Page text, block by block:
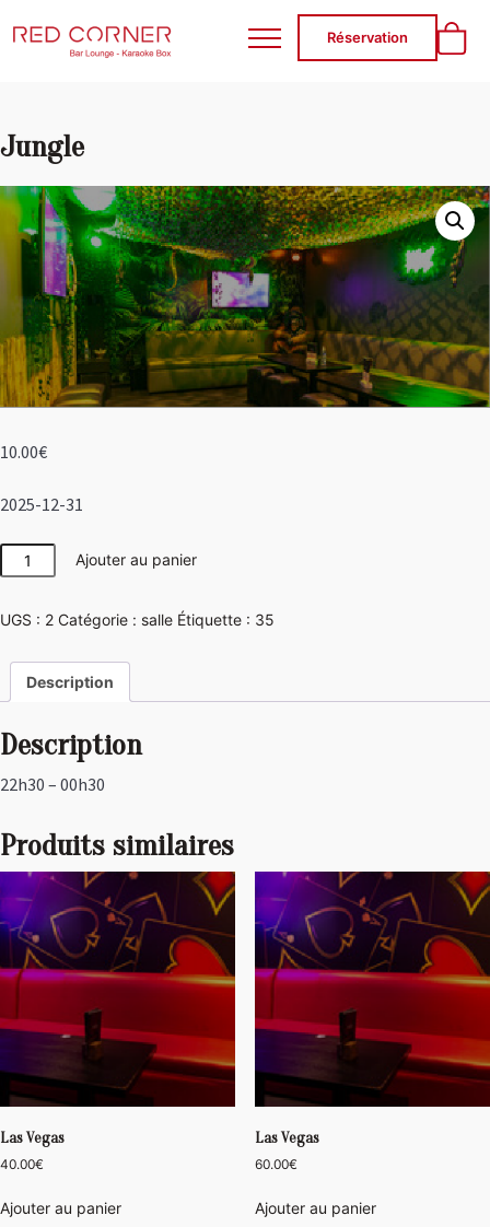
RED CORNER
Réservation
Jungle
10.00€
2025-12-31
quantité
de
Ajouter au panier
UGS : 2 Catégorie : salle Étiquette : 35
Description
Description
22h30 – 00h30
Produits similaires
Las Vegas
40.00€
Ajouter au panier
Las Vegas
60.00€
Ajouter au panier